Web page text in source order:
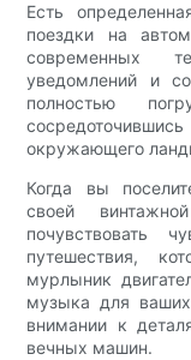
Есть
поездки на
современных
уведомлений и
полностью
окружающего
Когда вы
своей
почувствовать
путешествия,
мурлыник
музыка для
внимании к
вечных машин.